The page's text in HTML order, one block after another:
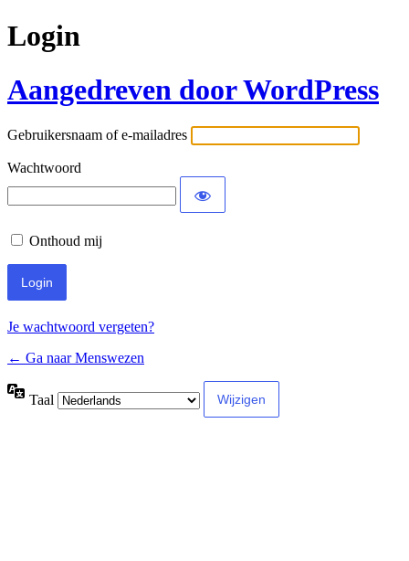
Login
Aangedreven door WordPress
Gebruikersnaam of e-mailadres
Wachtwoord
Onthoud mij
Je wachtwoord vergeten?
← Ga naar Menswezen
Taal